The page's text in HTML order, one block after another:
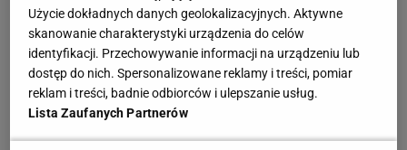
Brak transferów, strategii, jasnej struktury i
komunikacji
Na początek fanów warszawskiej drużyny
Użycie dokładnych danych geolokalizacyjnych. Aktywne
skanowanie charakterystyki urządzenia do celów
identyfikacji. Przechowywanie informacji na urządzeniu lub
dostęp do nich. Spersonalizowane reklamy i treści, pomiar
reklam i treści, badnie odbiorców i ulepszanie usług.
Lista Zaufanych Partnerów